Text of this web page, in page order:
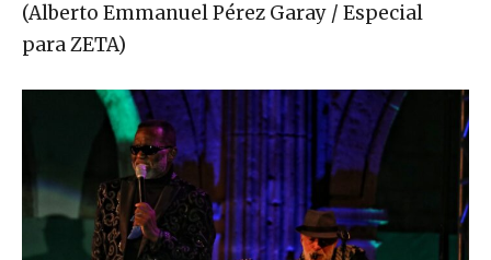
(Alberto Emmanuel Pérez Garay / Especial
para ZETA)